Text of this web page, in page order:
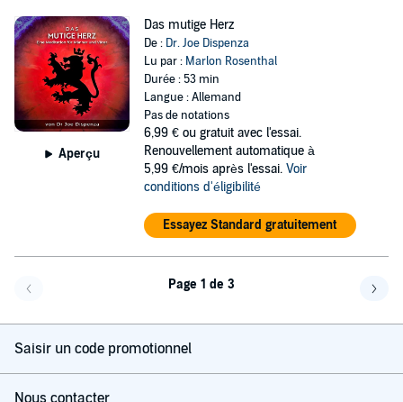
Aperçu
Das mutige Herz
De : Dr. Joe Dispenza
Lu par : Marlon Rosenthal
Durée : 53 min
Langue : Allemand
Pas de notations
6,99 € ou gratuit avec l'essai.
Renouvellement automatique à
5,99 €/mois après l'essai. Voir
conditions d'éligibilité
Essayez Standard gratuitement
Page 1 de 3
Saisir un code promotionnel
Nous contacter